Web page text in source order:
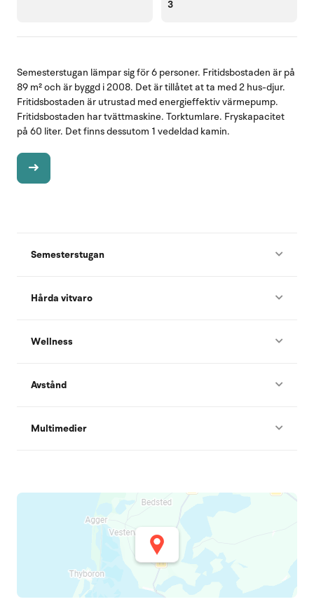
3
Semesterstugan lämpar sig för 6 personer. Fritidsbostaden är på
89 m² och är byggd i 2008. Det är tillåtet at ta med 2 hus-djur.
Fritidsbostaden är utrustad med energieffektiv värmepump.
Fritidsbostaden har tvättmaskine. Torktumlare. Fryskapacitet
på 60 liter. Det finns dessutom 1 vedeldad kamin.
Semesterstugan
Hårda vitvaro
Wellness
Avstånd
Multimedier